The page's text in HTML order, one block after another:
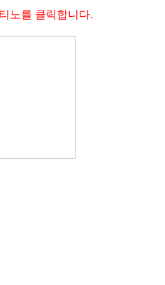
노를 클릭합니다.